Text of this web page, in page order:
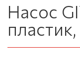
Насос